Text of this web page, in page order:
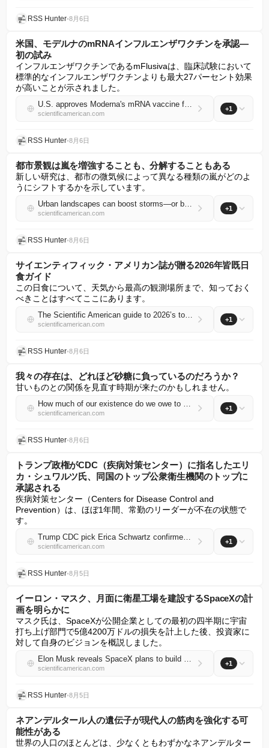
RSS Hunter•8月6日
米国、モデルナのmRNAインフルエンザワクチンを承認—
初の試み
インフルエンザワクチンであるmFlusivaは、臨床試験において
標準的なインフルエンザワクチンよりも最大27パーセント効果
が高いことが示されました。
U.S. approves Moderna's mRNA vaccine for flu—the first of its kind
scientificamerican.com
+1
RSS Hunter•8月6日
都市景観は嵐を増強することも、分解することもある
新しい研究は、都市の微気候によって異なる種類の嵐がどのよ
うにシフトするかを示しています。
Urban landscapes can boost storms—or break them up
scientificamerican.com
+1
RSS Hunter•8月6日
サイエンティフィック・アメリカン誌が贈る2026年皆既日
食ガイド
この日食について、天気から最高の観測場所まで、知っておく
べきことはすべてここにあります。
The Scientific American guide to 2026’s total solar eclipse
scientificamerican.com
+1
RSS Hunter•8月6日
我々の存在は、どれほど砂糖に負っているのだろうか？
甘いものとの関係を見直す時期が来たのかもしれません。
How much of our existence do we owe to sugar?
scientificamerican.com
+1
RSS Hunter•8月6日
トランプ政権がCDC（疾病対策センター）に指名したエリ
カ・シュワルツ氏、同国のトップ公衆衛生機関のトップに
承認される
疾病対策センター（Centers for Disease Control and
Prevention）は、ほぼ1年間、常勤のリーダーが不在の状態で
す。
Trump CDC pick Erica Schwartz confirmed to lead nation’s top public health agency
scientificamerican.com
+1
RSS Hunter•8月5日
イーロン・マスク、月面に衛星工場を建設するSpaceXの計
画を明らかに
マスク氏は、SpaceXが公開企業としての最初の四半期に宇宙
打ち上げ部門で5億4200万ドルの損失を計上した後、投資家に
対して自身のビジョンを概説しました。
Elon Musk reveals SpaceX plans to build satellite factories on the moon
scientificamerican.com
+1
RSS Hunter•8月5日
ネアンデルタール人の遺伝子が現代人の筋肉を強化する可
能性がある
世界の人口のほとんどは、少なくともわずかなネアンデルター